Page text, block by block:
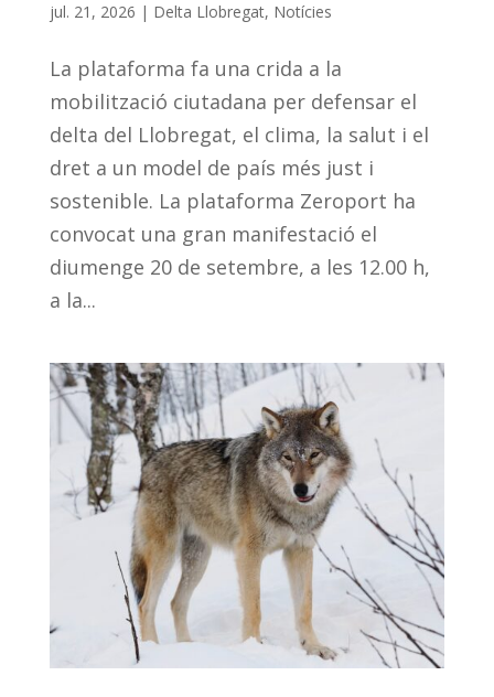
jul. 21, 2026 | Delta Llobregat, Notícies
La plataforma fa una crida a la
mobilització ciutadana per defensar el
delta del Llobregat, el clima, la salut i el
dret a un model de país més just i
sostenible. La plataforma Zeroport ha
convocat una gran manifestació el
diumenge 20 de setembre, a les 12.00 h,
a la...